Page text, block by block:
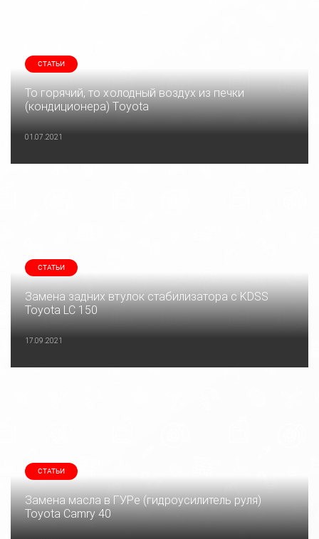
СТАТЬИ
То горячий, то холодный воздух из печки
(кондиционера) Toyota
01.07.2021
СТАТЬИ
Замена задних втулок стабилизатора с KDSS
Toyota LC 150
17.09.2021
СТАТЬИ
Замена масла в ГУРе (гидроусилитель руля)
Toyota Camry 40